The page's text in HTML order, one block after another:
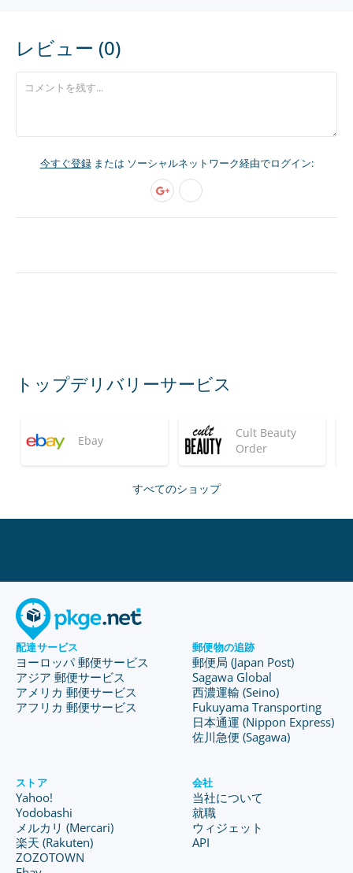
レビュー (0)
今すぐ登録または ソーシャルネットワーク経由でログイン:
トップデリバリーサービス
Ebay
Cult Beauty
Order
すべてのショップ
配達サービス
ヨーロッパ 郵便サービス
アジア 郵便サービス
アメリカ 郵便サービス
アフリカ 郵便サービス
郵便物の追跡
郵便局 (Japan Post)
Sagawa Global
西濃運輸 (Seino)
Fukuyama Transporting
日本通運 (Nippon Express)
佐川急便 (Sagawa)
ストア
Yahoo!
Yodobashi
メルカリ (Mercari)
楽天 (Rakuten)
ZOZOTOWN
会社
当社について
就職
ウィジェット
API